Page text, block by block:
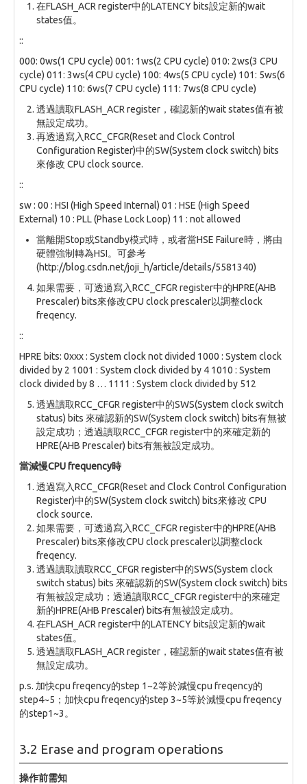
在FLASH_ACR register中的LATENCY bits設定新的wait
states值。
::
000: 0ws(1 CPU cycle) 001: 1ws(2 CPU cycle) 010: 2ws(3 CPU
cycle) 011: 3ws(4 CPU cycle) 100: 4ws(5 CPU cycle) 101: 5ws(6
CPU cycle) 110: 6ws(7 CPU cycle) 111: 7ws(8 CPU cycle)
透過讀取FLASH_ACR register，確認新的wait states值有被
無設定成功。
再透過寫入RCC_CFGR(Reset and Clock Control
Configuration Register)中的SW(System clock switch) bits
來修改 CPU clock source.
::
sw : 00 : HSI (High Speed Internal) 01 : HSE (High Speed
External) 10 : PLL (Phase Lock Loop) 11 : not allowed
當離開Stop或Standby模式時，或者當HSE Failure時，將由
硬體強制轉為HSI。可參考
(http://blog.csdn.net/joji_h/article/details/5581340)
如果需要，可透過寫入RCC_CFGR register中的HPRE(AHB
Prescaler) bits來修改CPU clock prescaler以調整clock
freqency.
::
HPRE bits: 0xxx : System clock not divided 1000 : System clock
divided by 2 1001 : System clock divided by 4 1010 : System
clock divided by 8 … 1111 : System clock divided by 512
透過讀取RCC_CFGR register中的SWS(System clock switch
status) bits 來確認新的SW(System clock switch) bits有無被
設定成功；透過讀取RCC_CFGR register中的來確定新的
HPRE(AHB Prescaler) bits有無被設定成功。
當減慢CPU frequency時
透過寫入RCC_CFGR(Reset and Clock Control Configuration
Register)中的SW(System clock switch) bits來修改 CPU
clock source.
如果需要，可透過寫入RCC_CFGR register中的HPRE(AHB
Prescaler) bits來修改CPU clock prescaler以調整clock
freqency.
透過讀取讀取RCC_CFGR register中的SWS(System clock
switch status) bits 來確認新的SW(System clock switch) bits
有無被設定成功；透過讀取RCC_CFGR register中的來確定
新的HPRE(AHB Prescaler) bits有無被設定成功。
在FLASH_ACR register中的LATENCY bits設定新的wait
states值。
透過讀取FLASH_ACR register，確認新的wait states值有被
無設定成功。
p.s. 加快cpu freqency的step 1~2等於減慢cpu freqency的
step4~5；加快cpu freqency的step 3~5等於減慢cpu freqency
的step1~3。
3.2 Erase and program operations
操作前需知